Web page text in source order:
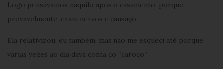
Logo pensávamos naquilo após o casamento, porque,
provavelmente, eram nervos e cansaço.
Ela relativizou, eu também, mas não me esqueci até porque
várias vezes ao dia dava conta do “caroço”.